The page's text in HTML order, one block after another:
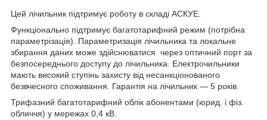
Цей лічильник підтримує роботу в складі АСКУЕ.
Функціонально підтримує багатотарифний режим (потрібна
параметрізація). Параметризація лічильника та локальне
збирання даних може здійснюватися через оптичний порт за
безпосереднього доступу до лічильника. Електрочильники
мають високий ступінь захисту від несанкціонованого
безвчесного споживання. Гарантія на лічильник — 5 років.
Трифазний багатотарифний облік абонентами (юрид. і фіз.
обличчя) у мережах 0,4 кВ.